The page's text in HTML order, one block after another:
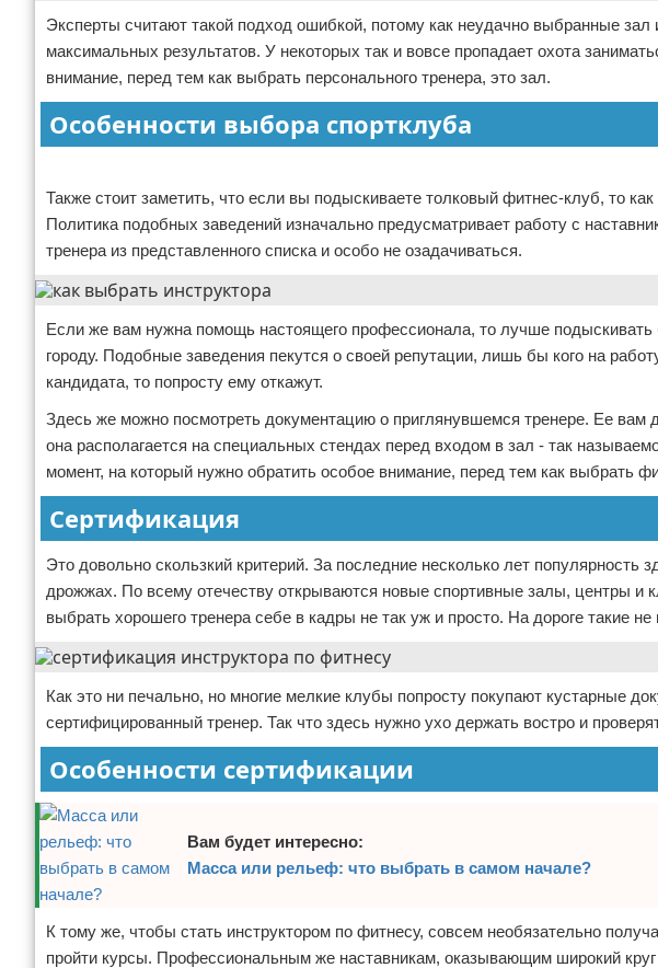
Эксперты считают такой подход ошибкой, потому как неудачно выбранные зал
максимальных результатов. У некоторых так и вовсе пропадает охота
внимание, перед тем как выбрать персонального тренера, это зал.
Особенности выбора спортклуба
Также стоит заметить, что если вы подыскиваете толковый фитнес-клуб, то
Политика подобных заведений изначально предусматривает работу с
тренера из представленного списка и особо не озадачиваться.
Если же вам нужна помощь настоящего профессионала, то лучше
городу. Подобные заведения пекутся о своей репутации, лишь бы кого на
кандидата, то попросту ему откажут.
Здесь же можно посмотреть документацию о приглянувшемся тренере. Ее вам
она располагается на специальных стендах перед входом в зал - так
момент, на который нужно обратить особое внимание, перед тем как выбрать
Сертификация
Это довольно скользкий критерий. За последние несколько лет популярность
дрожжах. По всему отечеству открываются новые спортивные залы, центры и
выбрать хорошего тренера себе в кадры не так уж и просто. На дороге такие не
Как это ни печально, но многие мелкие клубы попросту покупают кустарные
сертифицированный тренер. Так что здесь нужно ухо держать востро и
Особенности сертификации
Вам будет интересно:
Масса или рельеф: что выбрать в самом начале?
К тому же, чтобы стать инструктором по фитнесу, совсем необязательно
пройти курсы. Профессиональным же наставникам, оказывающим широкий